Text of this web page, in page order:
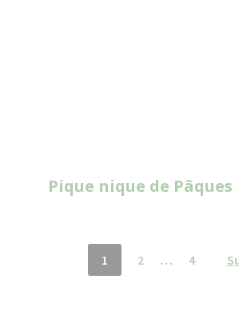
Pique nique de Pâques
Pagination
1 2 … 4